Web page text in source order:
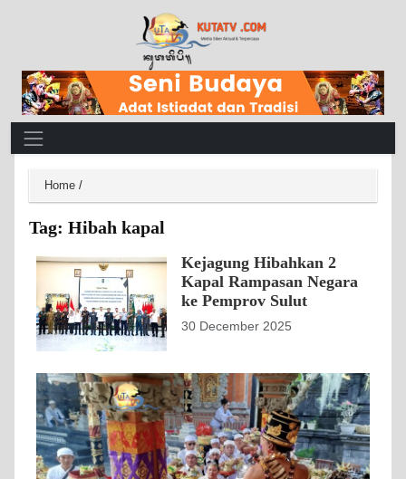
Main Navigation
Home /
Tag: Hibah kapal
Kejagung Hibahkan 2
Kapal Rampasan Negara
ke Pemprov Sulut
30 December 2025